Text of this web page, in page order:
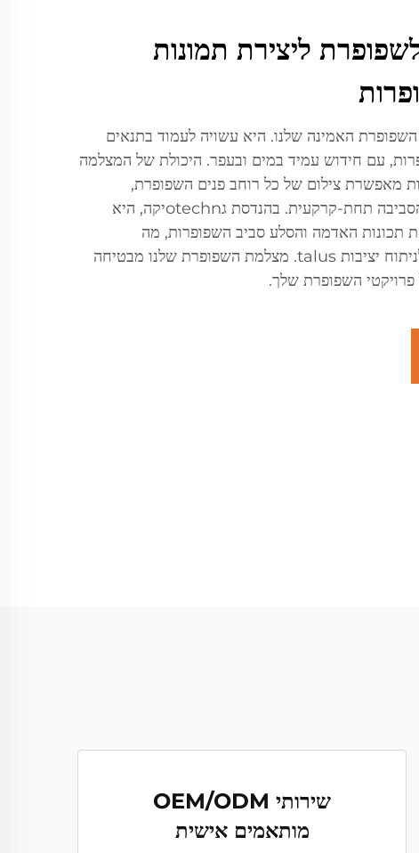
ליצירת תמונות
האמינה שלנו. היא עשויה לעמוד בתנאים
עם חידוש עמיד במים ובעפר. היכולת של המצלמה
בראיית 360 מעלות מאפשרת צילום של כל רוחב פנים השפופרת,
ומספקת תמונה מלאה של הסביבה תחת-קרקעית. בהנדסת גotechnיקה, היא
תכונות האדמה והסלע סביב השפופרות, מה
שضروري לתכנון יסודות ולניתוח יציבות talus. מצלמת השפופרת שלנו מבטיחה
השפופרת שלך.
שירותי OEM/ODM
מותאמים אישית